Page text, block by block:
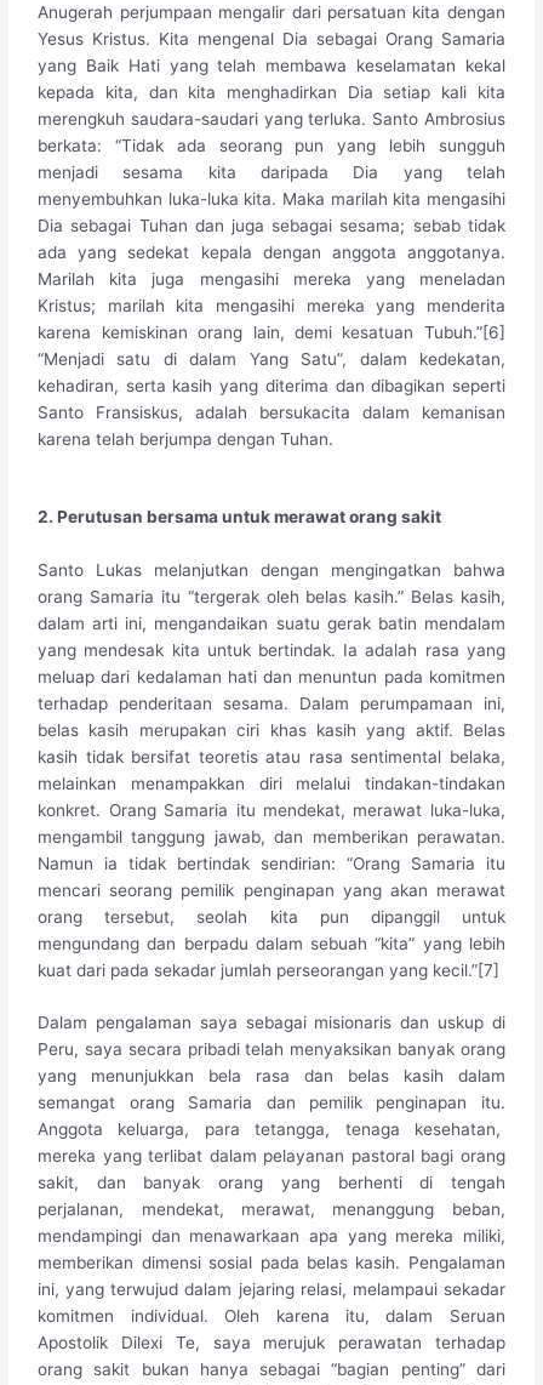
Anugerah perjumpaan mengalir dari persatuan kita dengan
Yesus Kristus. Kita mengenal Dia sebagai Orang Samaria
yang Baik Hati yang telah membawa keselamatan kekal
kepada kita, dan kita menghadirkan Dia setiap kali kita
merengkuh saudara-saudari yang terluka. Santo Ambrosius
berkata: “Tidak ada seorang pun yang lebih sungguh
menjadi sesama kita daripada Dia yang telah
menyembuhkan luka-luka kita. Maka marilah kita mengasihi
Dia sebagai Tuhan dan juga sebagai sesama; sebab tidak
ada yang sedekat kepala dengan anggota anggotanya.
Marilah kita juga mengasihi mereka yang meneladan
Kristus; marilah kita mengasihi mereka yang menderita
karena kemiskinan orang lain, demi kesatuan Tubuh.”[6]
“Menjadi satu di dalam Yang Satu”, dalam kedekatan,
kehadiran, serta kasih yang diterima dan dibagikan seperti
Santo Fransiskus, adalah bersukacita dalam kemanisan
karena telah berjumpa dengan Tuhan.
2. Perutusan bersama untuk merawat orang sakit
Santo Lukas melanjutkan dengan mengingatkan bahwa
orang Samaria itu “tergerak oleh belas kasih.” Belas kasih,
dalam arti ini, mengandaikan suatu gerak batin mendalam
yang mendesak kita untuk bertindak. Ia adalah rasa yang
meluap dari kedalaman hati dan menuntun pada komitmen
terhadap penderitaan sesama. Dalam perumpamaan ini,
belas kasih merupakan ciri khas kasih yang aktif. Belas
kasih tidak bersifat teoretis atau rasa sentimental belaka,
melainkan menampakkan diri melalui tindakan-tindakan
konkret. Orang Samaria itu mendekat, merawat luka-luka,
mengambil tanggung jawab, dan memberikan perawatan.
Namun ia tidak bertindak sendirian: “Orang Samaria itu
mencari seorang pemilik penginapan yang akan merawat
orang tersebut, seolah kita pun dipanggil untuk
mengundang dan berpadu dalam sebuah “kita” yang lebih
kuat dari pada sekadar jumlah perseorangan yang kecil.”[7]
Dalam pengalaman saya sebagai misionaris dan uskup di
Peru, saya secara pribadi telah menyaksikan banyak orang
yang menunjukkan bela rasa dan belas kasih dalam
semangat orang Samaria dan pemilik penginapan itu.
Anggota keluarga, para tetangga, tenaga kesehatan,
mereka yang terlibat dalam pelayanan pastoral bagi orang
sakit, dan banyak orang yang berhenti di tengah
perjalanan, mendekat, merawat, menanggung beban,
mendampingi dan menawarkaan apa yang mereka miliki,
memberikan dimensi sosial pada belas kasih. Pengalaman
ini, yang terwujud dalam jejaring relasi, melampaui sekadar
komitmen individual. Oleh karena itu, dalam Seruan
Apostolik Dilexi Te, saya merujuk perawatan terhadap
orang sakit bukan hanya sebagai “bagian penting” dari